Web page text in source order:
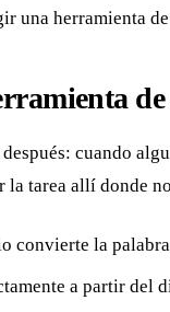
una herramienta
cuando
tarea allí donde
convierte la
a partir del